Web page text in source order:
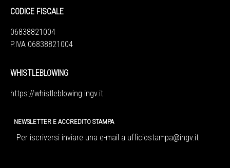
CODICE FISCALE
06838821004
P.IVA 06838821004
WHISTLEBLOWING
https://whistleblowing.ingv.it
NEWSLETTER E ACCREDITO STAMPA
Per iscriversi inviare una e-mail a ufficiostampa@ingv.it